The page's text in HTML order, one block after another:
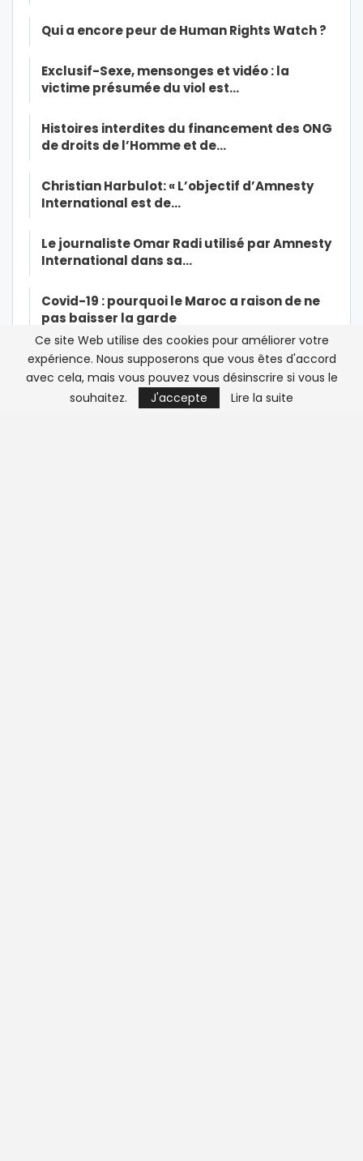
Qui a encore peur de Human Rights Watch ?
Exclusif-Sexe, mensonges et vidéo : la
victime présumée du viol est…
Histoires interdites du financement des ONG
de droits de l’Homme et de…
Christian Harbulot: « L’objectif d’Amnesty
International est de…
Le journaliste Omar Radi utilisé par Amnesty
International dans sa…
Covid-19 : pourquoi le Maroc a raison de ne
pas baisser la garde
Soutien médical du Maroc en Afrique : de la
parole aux actes
Ce site Web utilise des cookies pour améliorer votre
expérience. Nous supposerons que vous êtes d'accord
avec cela, mais vous pouvez vous désinscrire si vous le
souhaitez.
J'accepte Lire la suite